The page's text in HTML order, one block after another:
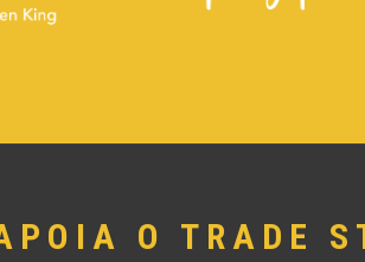
O TRADE